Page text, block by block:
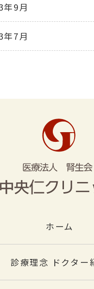
年9月
年7月
ホーム
診療理念 ドクター